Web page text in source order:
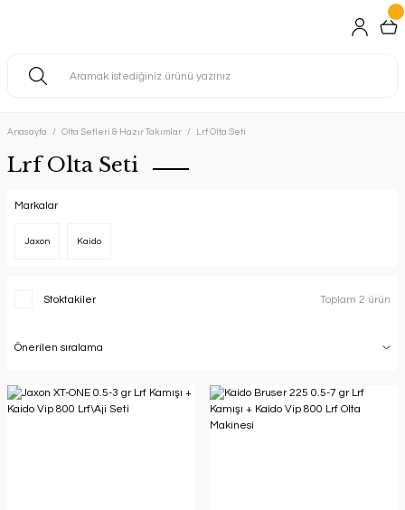
Anasayfa Olta Setleri & Hazır Takımlar Lrf Olta Seti
Lrf Olta Seti
Markalar
Jaxon Kaido
Stoktakiler Toplam 2 ürün